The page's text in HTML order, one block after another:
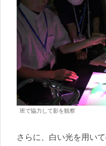
班で協力して影を観察
さらに、白い光を用い